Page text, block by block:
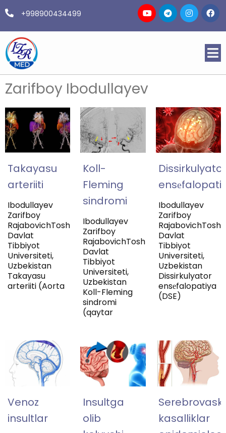
+998900434499
Zarifboy Ibodullayev
Takayasu
arteriiti
Ibodullayev
Zarifboy
RajabovichToshkent
Davlat
Tibbiyot
Universiteti,
Uzbekistan
Takayasu
arteriiti (Aorta
Koll-
Fleming
sindromi
Ibodullayev
Zarifboy
RajabovichToshkent
Davlat
Tibbiyot
Universiteti,
Uzbekistan
Koll-Fleming
sindromi
(qaytar
Dissirkulyator
Ibodullayev
Zarifboy
Davlat
Tibbiyot
Universiteti,
Uzbekistan
Dissirkulyator
ensеfalopatiya
(DSE)
Venoz
insultlar
Insultga
olib
kasalliklar